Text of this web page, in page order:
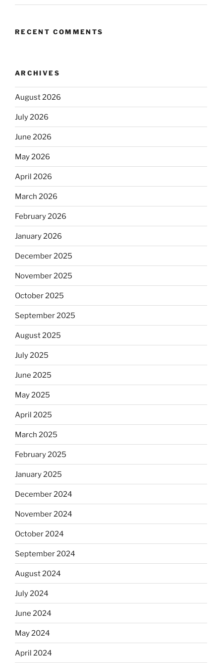
RECENT COMMENTS
ARCHIVES
August 2026
July 2026
June 2026
May 2026
April 2026
March 2026
February 2026
January 2026
December 2025
November 2025
October 2025
September 2025
August 2025
July 2025
June 2025
May 2025
April 2025
March 2025
February 2025
January 2025
December 2024
November 2024
October 2024
September 2024
August 2024
July 2024
June 2024
May 2024
April 2024